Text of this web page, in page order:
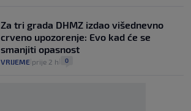
Za tri grada DHMZ izdao višednevno
crveno upozorenje: Evo kad će se
smanjiti opasnost
VRIJEME prije 2 h 0